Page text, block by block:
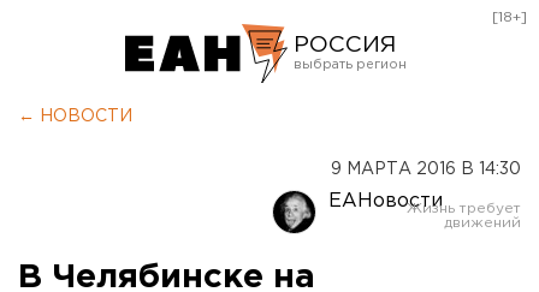
РОССИЯ
Оренбург
[18+]
← НОВОСТИ
9 МАРТА 2016 В 14:30
ЕАНовости
В Челябинске на